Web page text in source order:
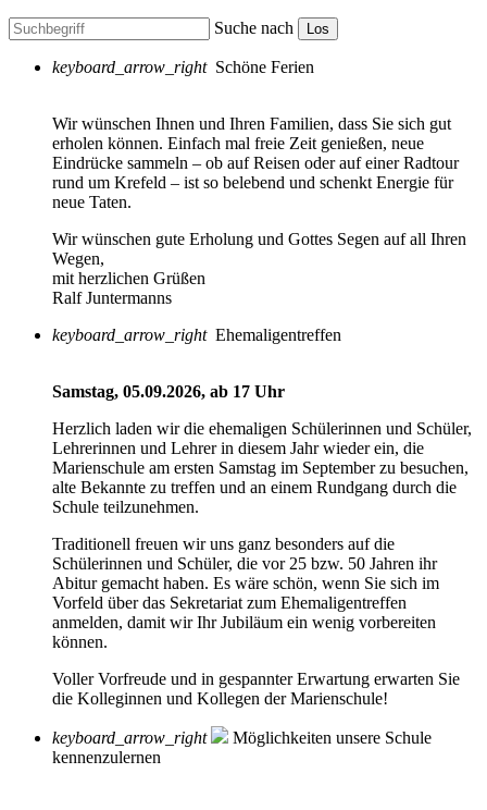
Suche nach Los
keyboard_arrow_right Schöne Ferien
Wir wünschen Ihnen und Ihren Familien, dass Sie sich gut
erholen können. Einfach mal freie Zeit genießen, neue
Eindrücke sammeln – ob auf Reisen oder auf einer Radtour
rund um Krefeld – ist so belebend und schenkt Energie für
neue Taten.
Wir wünschen gute Erholung und Gottes Segen auf all Ihren
Wegen,
mit herzlichen Grüßen
Ralf Juntermanns
keyboard_arrow_right Ehemaligentreffen
Samstag, 05.09.2026, ab 17 Uhr
Herzlich laden wir die ehemaligen Schülerinnen und Schüler,
Lehrerinnen und Lehrer in diesem Jahr wieder ein, die
Marienschule am ersten Samstag im September zu besuchen,
alte Bekannte zu treffen und an einem Rundgang durch die
Schule teilzunehmen.
Traditionell freuen wir uns ganz besonders auf die
Schülerinnen und Schüler, die vor 25 bzw. 50 Jahren ihr
Abitur gemacht haben. Es wäre schön, wenn Sie sich im
Vorfeld über das Sekretariat zum Ehemaligentreffen
anmelden, damit wir Ihr Jubiläum ein wenig vorbereiten
können.
Voller Vorfreude und in gespannter Erwartung erwarten Sie
die Kolleginnen und Kollegen der Marienschule!
keyboard_arrow_right
Möglichkeiten unsere Schule
kennenzulernen